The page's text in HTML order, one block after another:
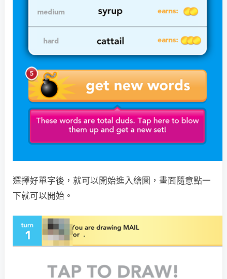
選擇好單字後，就可以開始進入繪圖，畫面隨意點一
下就可以開始。